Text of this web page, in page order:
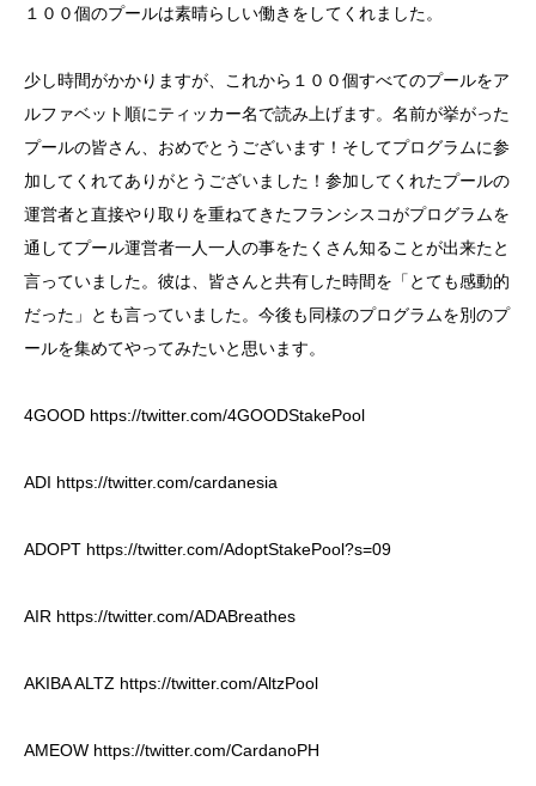
１００個のプールは素晴らしい働きをしてくれました。
少し時間がかかりますが、これから１００個すべてのプールをア
ルファベット順にティッカー名で読み上げます。名前が挙がった
プールの皆さん、おめでとうございます！そしてプログラムに参
加してくれてありがとうございました！参加してくれたプールの
運営者と直接やり取りを重ねてきたフランシスコがプログラムを
通してプール運営者一人一人の事をたくさん知ることが出来たと
言っていました。彼は、皆さんと共有した時間を「とても感動的
だった」とも言っていました。今後も同様のプログラムを別のプ
ールを集めてやってみたいと思います。
4GOOD https://twitter.com/4GOODStakePool
ADI https://twitter.com/cardanesia
ADOPT https://twitter.com/AdoptStakePool?s=09
AIR https://twitter.com/ADABreathes
AKIBA ALTZ https://twitter.com/AltzPool
AMEOW https://twitter.com/CardanoPH